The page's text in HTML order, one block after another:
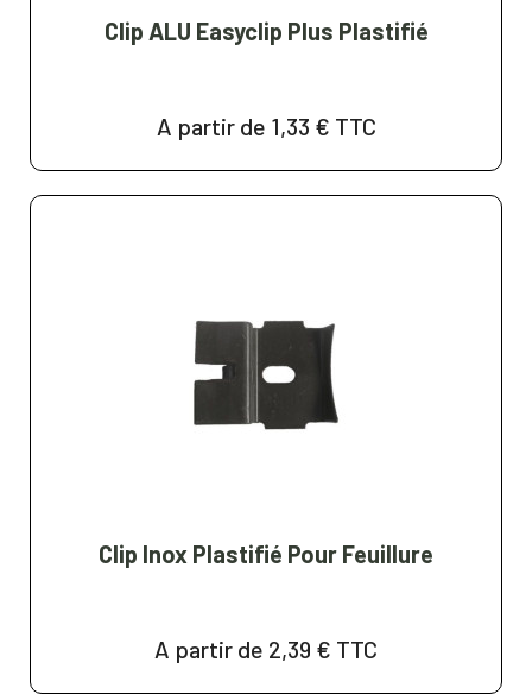
Clip ALU Easyclip Plus Plastifié
A partir de 1,33 € TTC
Clip Inox Plastifié Pour Feuillure
A partir de 2,39 € TTC